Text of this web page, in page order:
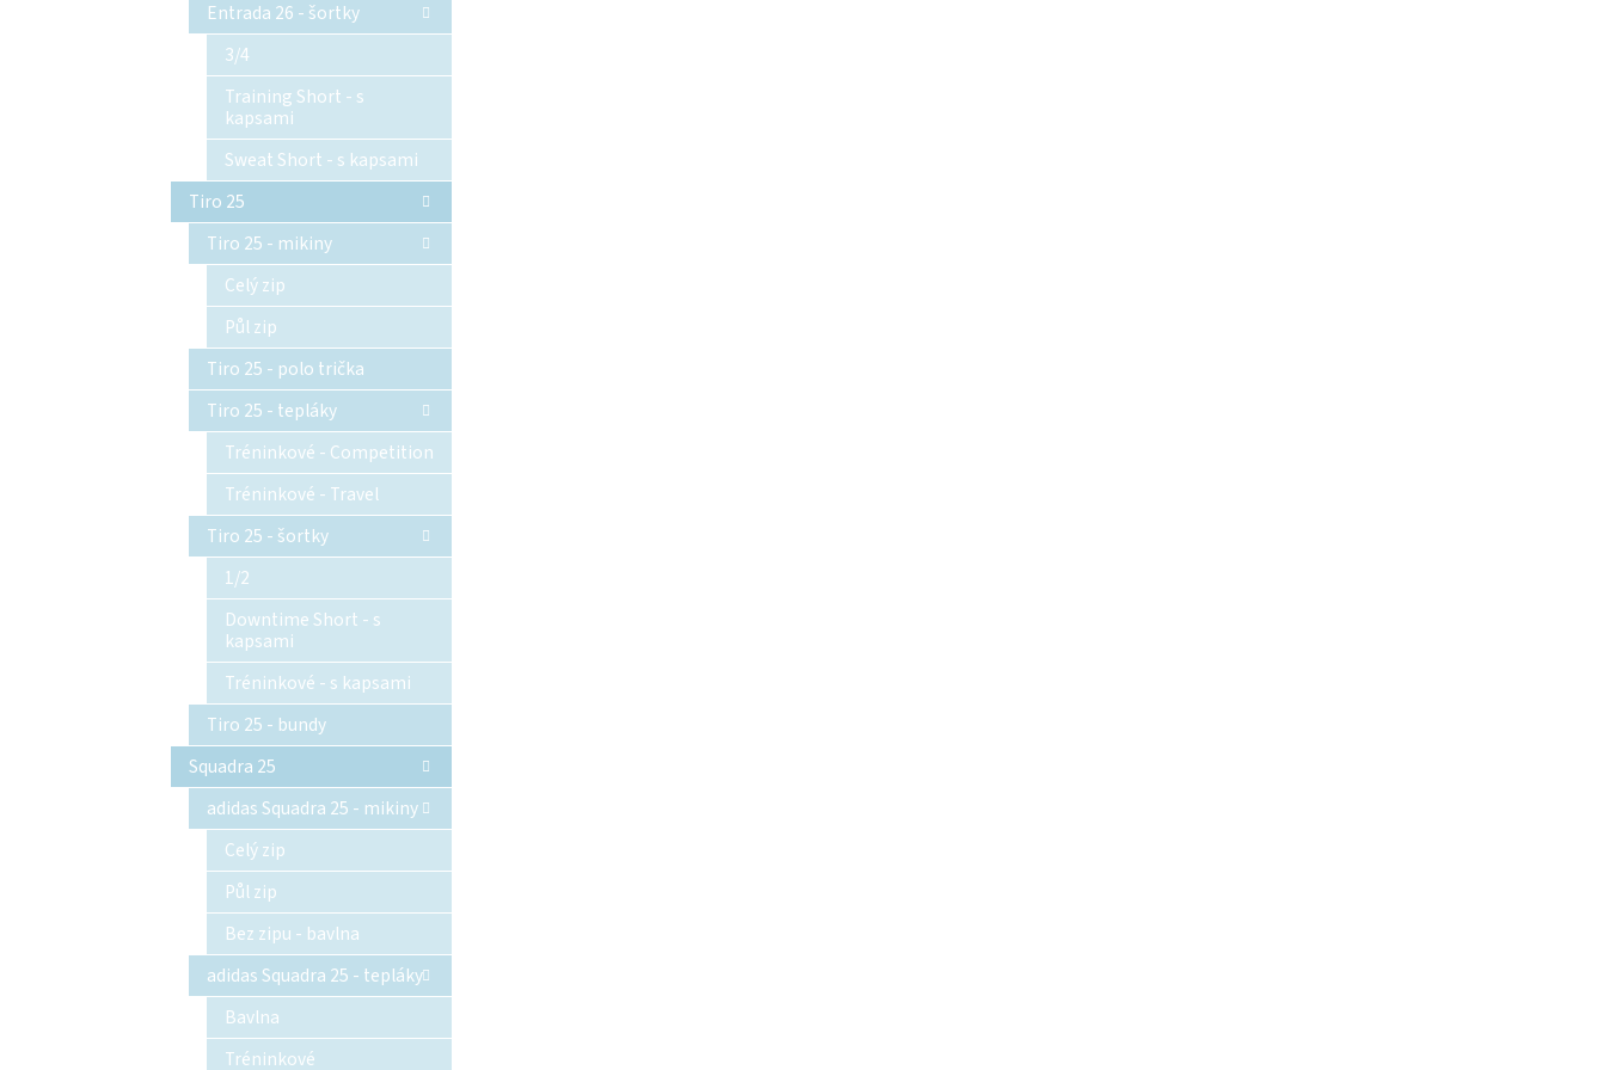
Entrada 26 - šortky
3/4
Training Short - s
kapsami
Sweat Short - s kapsami
Tiro 25
Tiro 25 - mikiny
Celý zip
Půl zip
Tiro 25 - polo trička
Tiro 25 - tepláky
Tréninkové - Competition
Tréninkové - Travel
Tiro 25 - šortky
1/2
Downtime Short - s
kapsami
Tréninkové - s kapsami
Tiro 25 - bundy
Squadra 25
adidas Squadra 25 - mikiny
Celý zip
Půl zip
Bez zipu - bavlna
adidas Squadra 25 - tepláky
Bavlna
Tréninkové